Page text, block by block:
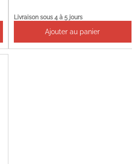
Livraison sous 4 à 5 jours
Ajouter au panier